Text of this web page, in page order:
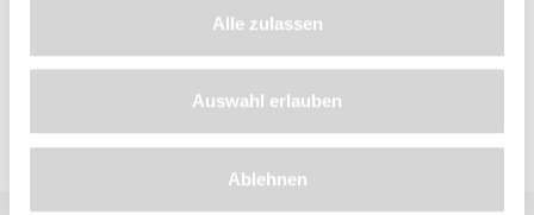
Alle zulassen
Auswahl erlauben
Ablehnen